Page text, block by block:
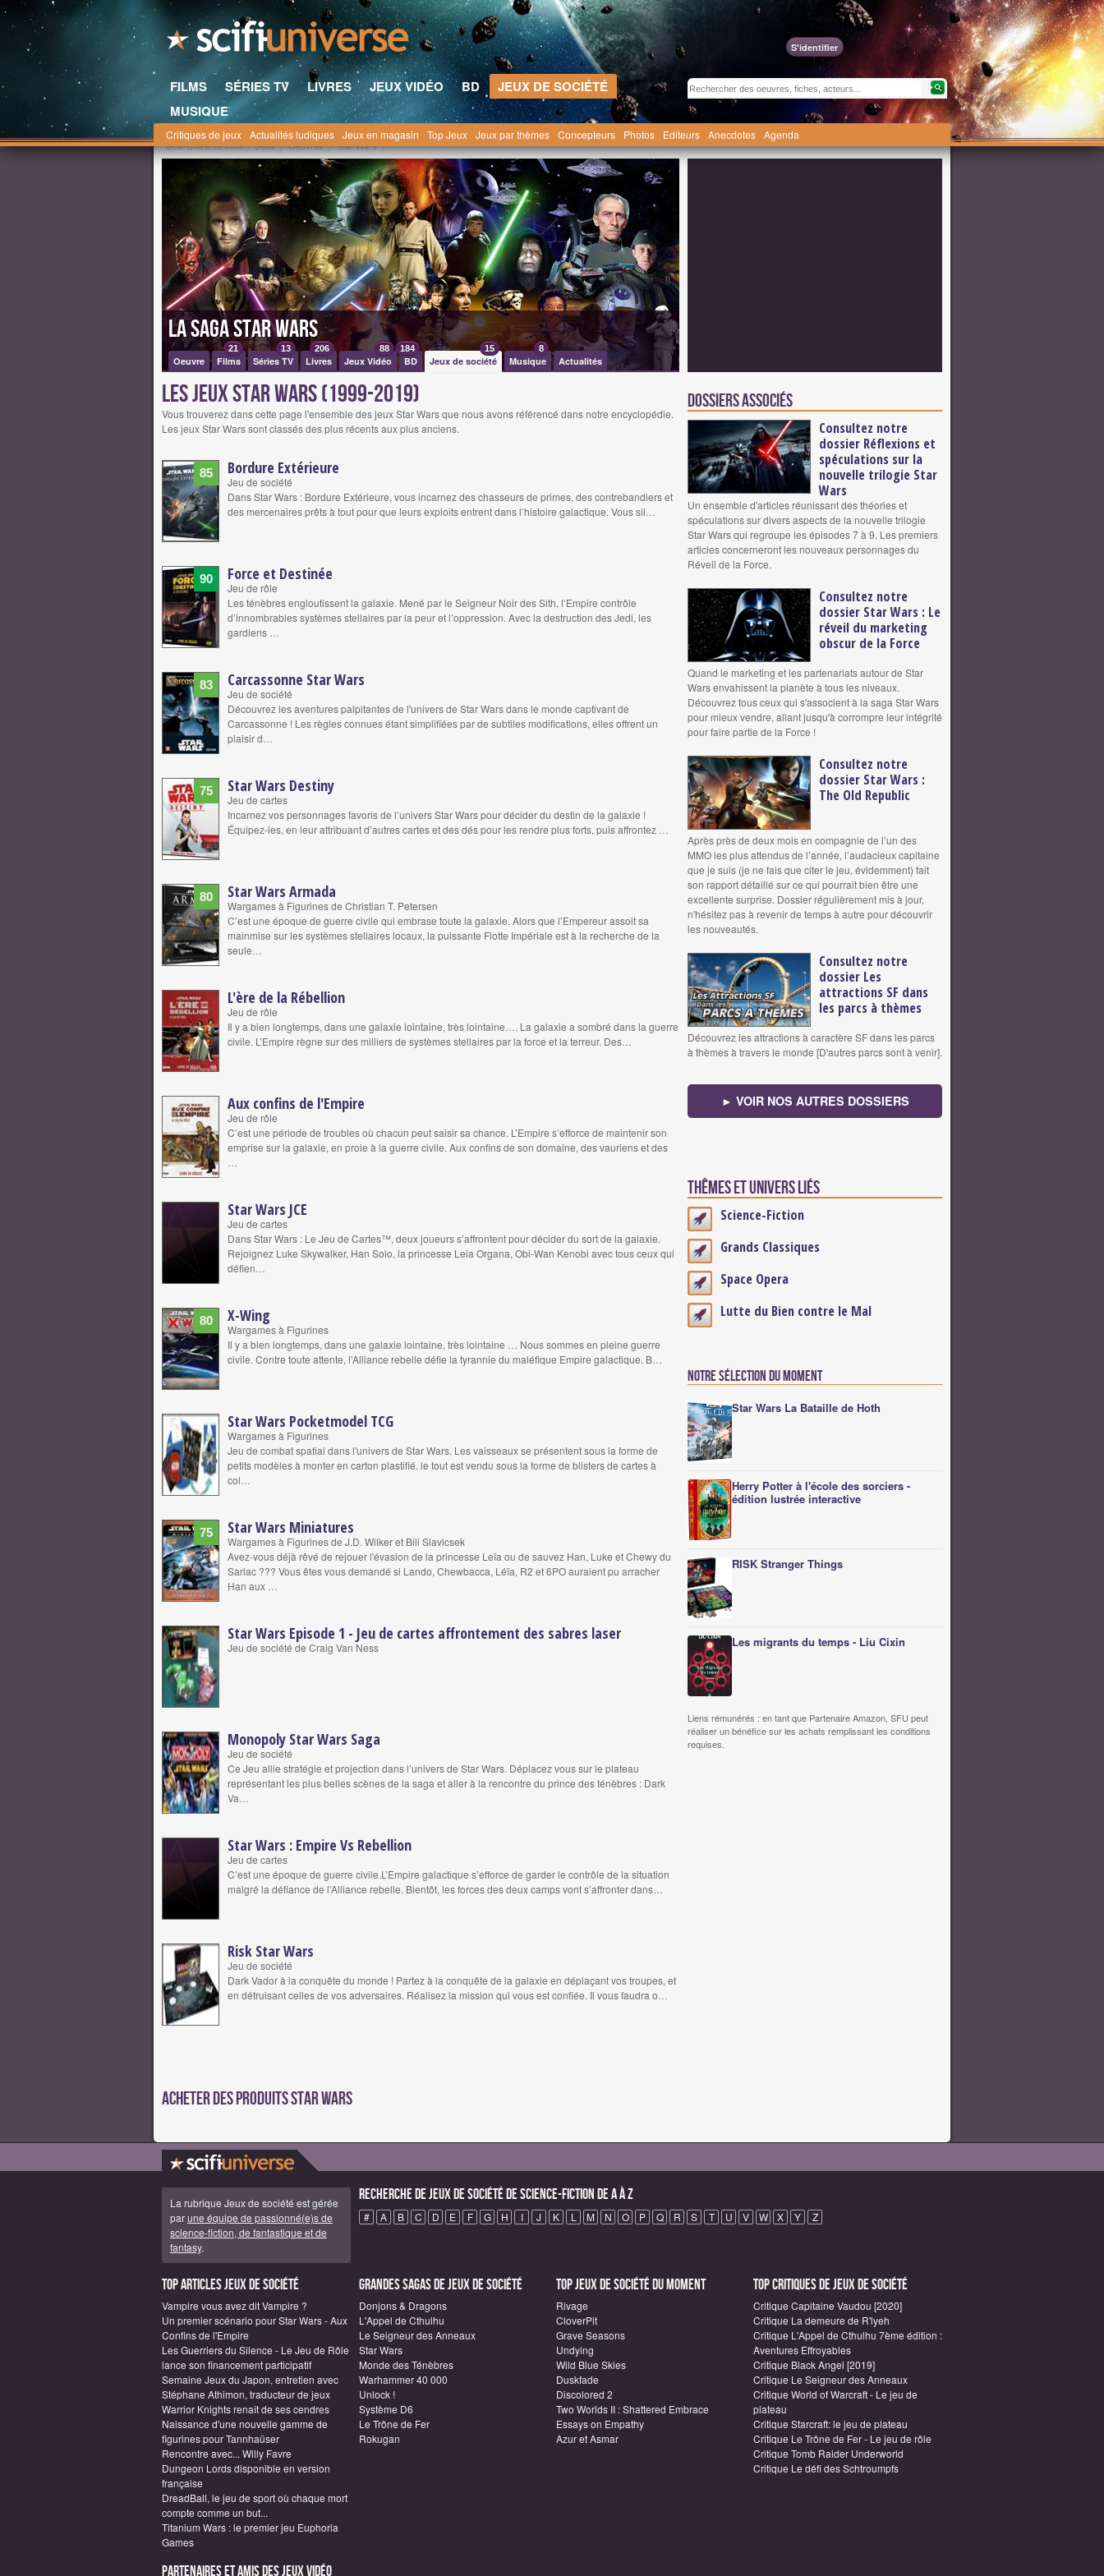
S'identifier
FILMS SÉRIES TV LIVRES JEUX VIDÉO BD
JEUX DE SOCIÉTÉ
MUSIQUE
Critiques de jeux Actualités ludiques Jeux en magasin Top Jeux Jeux par thèmes Concepteurs Photos Editeurs Anecdotes Agenda
Scifi-Universe.com Jeux Oeuvres Star Wars
La saga Star Wars
Oeuvre Films
21
Séries TV
13
Livres
206
Jeux Vidéo
88
BD
184
Jeux de société
15
Musique
8
Actualités
Les jeux Star Wars (1999-2019)
Vous trouverez dans cette page l'ensemble des jeux Star Wars que nous avons référencé dans notre encyclopédie.
Les jeux Star Wars sont classés des plus récents aux plus anciens.
85 Bordure Extérieure
Jeu de société
Dans Star Wars : Bordure Extérieure, vous incarnez des chasseurs de primes, des contrebandiers et
des mercenaires prêts à tout pour que leurs exploits entrent dans l’histoire galactique. Vous sil…
90 Force et Destinée
Jeu de rôle
Les ténèbres engloutissent la galaxie. Mené par le Seigneur Noir des Sith, l’Empire contrôle
d’innombrables systèmes stellaires par la peur et l’oppression. Avec la destruction des Jedi, les
gardiens …
83 Carcassonne Star Wars
Jeu de société
Découvrez les aventures palpitantes de l'univers de Star Wars dans le monde captivant de
Carcassonne ! Les règles connues étant simplifiées par de subtiles modifications, elles offrent un
plaisir d…
75 Star Wars Destiny
Jeu de cartes
Incarnez vos personnages favoris de l’univers Star Wars pour décider du destin de la galaxie !
Équipez-les, en leur attribuant d’autres cartes et des dés pour les rendre plus forts, puis affrontez …
80 Star Wars Armada
Wargames à Figurines de Christian T. Petersen
C’est une époque de guerre civile qui embrase toute la galaxie. Alors que l’Empereur assoit sa
mainmise sur les systèmes stellaires locaux, la puissante Flotte Impériale est à la recherche de la
seule…
L'ère de la Rébellion
Jeu de rôle
Il y a bien longtemps, dans une galaxie lointaine, très lointaine…. La galaxie a sombré dans la guerre
civile. L’Empire règne sur des milliers de systèmes stellaires par la force et la terreur. Des…
Aux confins de l'Empire
Jeu de rôle
C’est une période de troubles où chacun peut saisir sa chance. L’Empire s’efforce de maintenir son
emprise sur la galaxie, en proie à la guerre civile. Aux confins de son domaine, des vauriens et des
Star Wars JCE
Jeu de cartes
Dans Star Wars : Le Jeu de Cartes™, deux joueurs s’affrontent pour décider du sort de la galaxie.
Rejoignez Luke Skywalker, Han Solo, la princesse Leia Organa, Obi-Wan Kenobi avec tous ceux qui
défien…
80 X-Wing
Wargames à Figurines
Il y a bien longtemps, dans une galaxie lointaine, très lointaine … Nous sommes en pleine guerre
civile. Contre toute attente, l’Alliance rebelle défie la tyrannie du maléfique Empire galactique. B…
Star Wars Pocketmodel TCG
Wargames à Figurines
Jeu de combat spatial dans l'univers de Star Wars. Les vaisseaux se présentent sous la forme de
petits modèles à monter en carton plastifié. le tout est vendu sous la forme de blisters de cartes à
col…
75 Star Wars Miniatures
Wargames à Figurines de J.D. Wilker et Bill Slavicsek
Avez-vous déjà rêvé de rejouer l'évasion de la princesse Leïa ou de sauvez Han, Luke et Chewy du
Sarlac ??? Vous êtes vous demandé si Lando, Chewbacca, Léïa, R2 et 6PO auraient pu arracher
Han aux …
Star Wars Episode 1 - Jeu de cartes affrontement des sabres laser
Jeu de société de Craig Van Ness
Monopoly Star Wars Saga
Jeu de société
Ce Jeu allie stratégie et projection dans l’univers de Star Wars. Déplacez vous sur le plateau
représentant les plus belles scènes de la saga et aller à la rencontre du prince des ténèbres : Dark
Va…
Star Wars : Empire Vs Rebellion
Jeu de cartes
C’est une époque de guerre civile.L’Empire galactique s’efforce de garder le contrôle de la situation
malgré la défiance de l’Alliance rebelle. Bientôt, les forces des deux camps vont s’affronter dans…
Risk Star Wars
Jeu de société
Dark Vador à la conquête du monde ! Partez à la conquête de la galaxie en déplaçant vos troupes, et
en détruisant celles de vos adversaires. Réalisez la mission qui vous est confiée. Il vous faudra o…
Acheter des produits Star Wars
Dossiers associés
Consultez notre
dossier Réflexions et
spéculations sur la
nouvelle trilogie Star
Wars
Un ensemble d'articles réunissant des théories et
spéculations sur divers aspects de la nouvelle trilogie
Star Wars qui regroupe les épisodes 7 à 9. Les premiers
articles concerneront les nouveaux personnages du
Réveil de la Force.
Consultez notre
dossier Star Wars : Le
réveil du marketing
obscur de la Force
Quand le marketing et les partenariats autour de Star
Wars envahissent la planète à tous les niveaux.
Découvrez tous ceux qui s'associent à la saga Star Wars
pour mieux vendre, allant jusqu'à corrompre leur intégrité
pour faire partie de la Force !
Consultez notre
dossier Star Wars :
The Old Republic
Après près de deux mois en compagnie de l’un des
MMO les plus attendus de l’année, l’audacieux capitaine
que je suis (je ne fais que citer le jeu, évidemment) fait
son rapport détaillé sur ce qui pourrait bien être une
excellente surprise. Dossier régulièrement mis à jour,
n'hésitez pas à revenir de temps à autre pour découvrir
les nouveautés.
Consultez notre
dossier Les
attractions SF dans
les parcs à thèmes
Découvrez les attractions à caractère SF dans les parcs
à thèmes à travers le monde [D'autres parcs sont à venir].
► VOIR NOS AUTRES DOSSIERS
Thêmes et univers liés
Science-Fiction
Grands Classiques
Space Opera
Lutte du Bien contre le Mal
Notre sélection du moment
Star Wars La Bataille de Hoth
Herry Potter à l'école des sorciers -
édition lustrée interactive
RISK Stranger Things
Les migrants du temps - Liu Cixin
Liens rémunérés : en tant que Partenaire Amazon, SFU peut
réaliser un bénéfice sur les achats remplissant les conditions
requises.
La rubrique Jeux de société est gérée
parune équipe de passionné(e)s de
science-fiction, de fantastique et de
fantasy.
Recherche de Jeux de société de science-fiction de A à Z
# A B C D E F G H I J K L M N O P Q R S T U V W X Y Z
Top articles Jeux de société
Vampire vous avez dit Vampire ?
Un premier scénario pour Star Wars - Aux
Confins de l'Empire
Les Guerriers du Silence - Le Jeu de Rôle
lance son financement participatif
Semaine Jeux du Japon, entretien avec
Stéphane Athimon, traducteur de jeux
Warrior Knights renaît de ses cendres
Naissance d'une nouvelle gamme de
figurines pour Tannhaüser
Rencontre avec... Willy Favre
Dungeon Lords disponible en version
française
DreadBall, le jeu de sport où chaque mort
compte comme un but...
Titanium Wars : le premier jeu Euphoria
Games
Grandes sagas de Jeux de société
Donjons & Dragons
L'Appel de Cthulhu
Le Seigneur des Anneaux
Star Wars
Monde des Ténèbres
Warhammer 40 000
Unlock !
Système D6
Le Trône de Fer
Rokugan
Top Jeux de société du moment
Rivage
CloverPit
Grave Seasons
Undying
Wild Blue Skies
Duskfade
Discolored 2
Two Worlds II : Shattered Embrace
Essays on Empathy
Azur et Asmar
Top critiques de Jeux de société
Critique Capitaine Vaudou [2020]
Critique La demeure de R'lyeh
Critique L'Appel de Cthulhu 7ème édition :
Aventures Effroyables
Critique Black Angel [2019]
Critique Le Seigneur des Anneaux
Critique World of Warcraft - Le jeu de
plateau
Critique Starcraft: le jeu de plateau
Critique Le Trône de Fer - Le jeu de rôle
Critique Tomb Raider Underworld
Critique Le défi des Schtroumpfs
Partenaires et amis des jeux vidéo